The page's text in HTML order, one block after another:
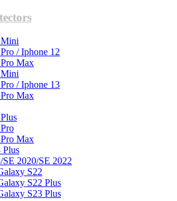
/ Iphone 12
Max
/ Iphone 13
Max
Max
Plus
SE 2020/SE 2022
S22
S22 Plus
S23 Plus